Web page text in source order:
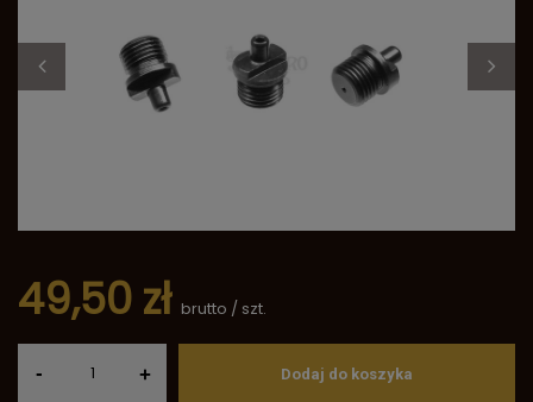
49,50 zł brutto / szt.
- + Dodaj do koszyka